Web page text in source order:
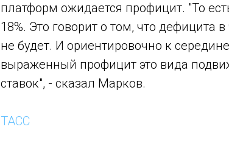
платформ ожидается профицит. "То
18%. Это говорит о том, что дефицита
не будет. И ориентировочно к
выраженный профицит это вида
ставок", - сказал Марков.
ТАСС